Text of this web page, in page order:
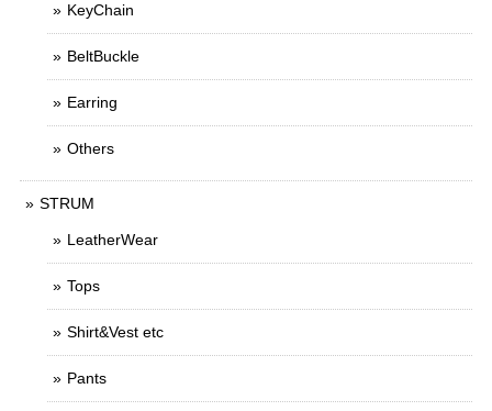
KeyChain
BeltBuckle
Earring
Others
STRUM
LeatherWear
Tops
Shirt&Vest etc
Pants